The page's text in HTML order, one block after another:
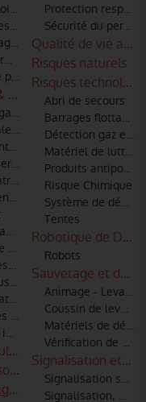
rouge
moyens aériens
et sportif
articles textiles
unique (Gants,
scaphandres
logiciels
et informatique
et informatique
techniques
prévision, DECI
- Extranet
à la décision
administrative
intérieur
de Bilan Patient
matériels et des hommes
des bléssés
et patronymes
& Entretien
Protection
Sécurité du
Qualité de vie au
Risques naturels
Risques
Abri de secours
Barrages flottants
Détection gaz et
Matériel de lutte
Produits
Risque Chimique
Système de
Tentes
Robotique de
Robots
Sauvetage et
Animage - Levage
Coussin de levage
Matériels de
Vérification de
Signalisation et
Signalisation
Signalisation,